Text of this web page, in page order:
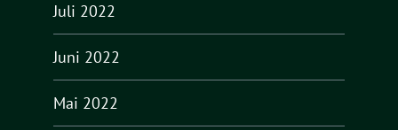
Juli 2022
Juni 2022
Mai 2022